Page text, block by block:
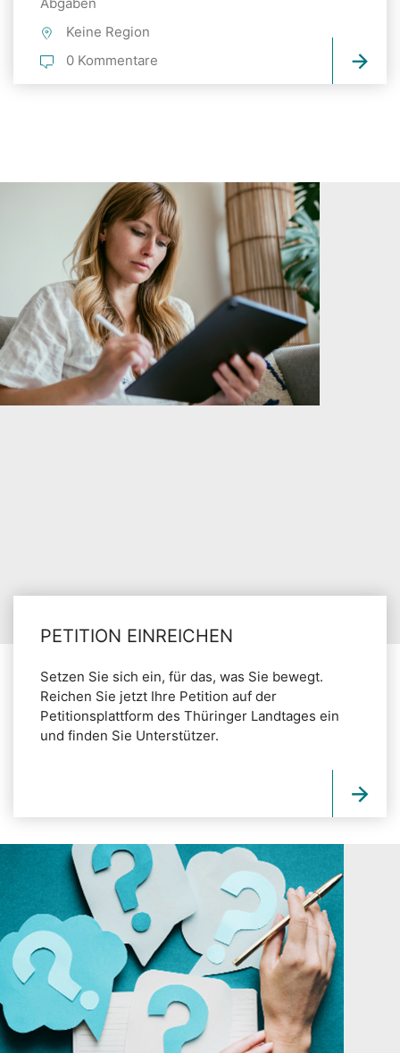
Keine Region
0 Kommentare
PETITION EINREICHEN
Setzen Sie sich ein, für das, was Sie bewegt.
Reichen Sie jetzt Ihre Petition auf der
Petitionsplattform des Thüringer Landtages ein
und finden Sie Unterstützer.